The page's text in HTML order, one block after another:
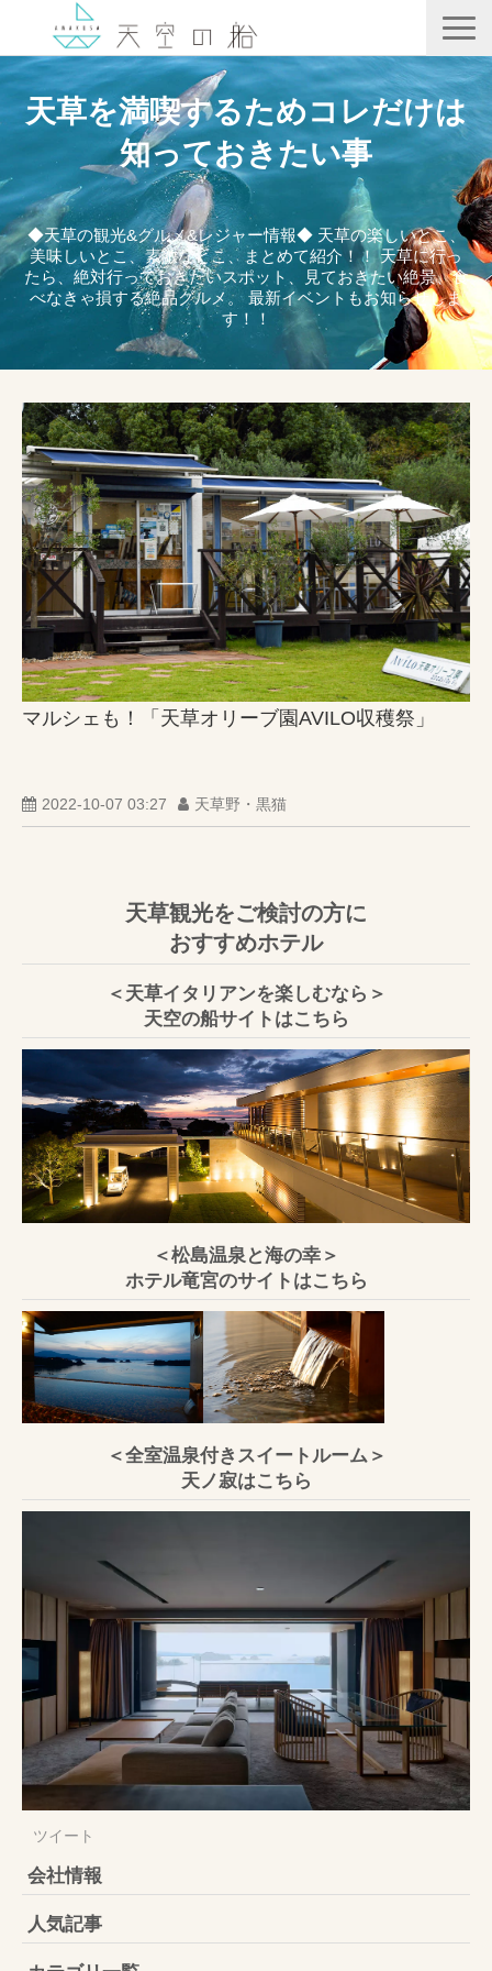
天空の船
ホテル竜宮
天ノ寂
記事一覧
コンテンツ
天草を満喫するためコレだけは
知っておきたい事
◆天草の観光&グルメ&レジャー情報◆ 天草の楽しいとこ、
美味しいとこ、素敵なとこ、まとめて紹介！！ 天草に行っ
たら、絶対行っておきたいスポット、見ておきたい絶景、食
べなきゃ損する絶品グルメ。 最新イベントもお知らせしま
す！！
マルシェも！「天草オリーブ園AVILO収穫祭」
2022-10-07 03:27 天草野・黒猫
天草観光をご検討の方に
おすすめホテル
＜天草イタリアンを楽しむなら＞
天空の船サイトはこちら
＜松島温泉と海の幸＞
ホテル竜宮のサイトはこちら
＜全室温泉付きスイートルーム＞
天ノ寂はこちら
ツイート
会社情報
人気記事